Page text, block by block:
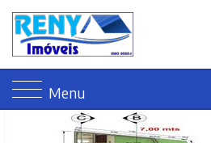
Menu